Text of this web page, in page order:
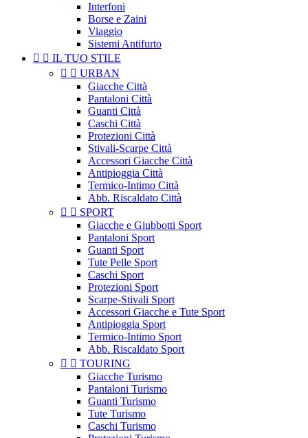
Interfoni
Borse e Zaini
Viaggio
Sistemi Antifurto
  IL TUO STILE
  URBAN
Giacche Città
Pantaloni Città
Guanti Città
Caschi Città
Protezioni Città
Stivali-Scarpe Città
Accessori Giacche Città
Antipioggia Città
Termico-Intimo Città
Abb. Riscaldato Città
  SPORT
Giacche e Giubbotti Sport
Pantaloni Sport
Guanti Sport
Tute Pelle Sport
Caschi Sport
Protezioni Sport
Scarpe-Stivali Sport
Accessori Giacche e Tute Sport
Antipioggia Sport
Termico-Intimo Sport
Abb. Riscaldato Sport
  TOURING
Giacche Turismo
Pantaloni Turismo
Guanti Turismo
Tute Turismo
Caschi Turismo